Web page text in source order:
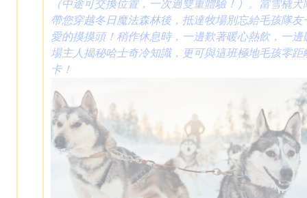
（中途可交換位置，一次過雙重體驗！）。當雪橇犬
帶您穿越冬日魔法森林後，抵達牧場別忘給毛孩隊友
愛的摸摸頭！稍作休息時，一邊歎著暖心熱飲，一邊
場主人揭秘哈士奇冷知識，更可與這班極地毛孩零距
卡！